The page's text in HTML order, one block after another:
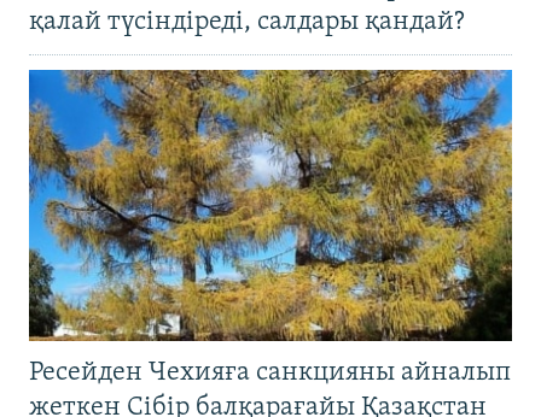
қалай түсіндіреді, салдары қандай?
Ресейден Чехияға санкцияны айналып
жеткен Сібір балқарағайы Қазақстан